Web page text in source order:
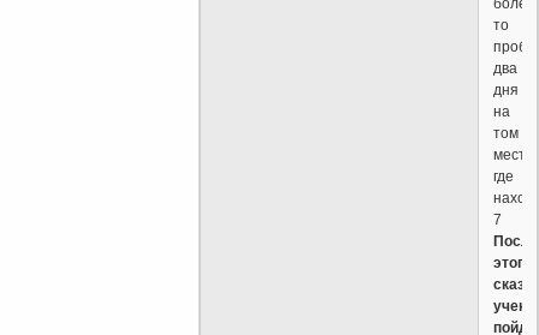
болен,
то
два
дня
на
том
месте,
где
7
После
этого